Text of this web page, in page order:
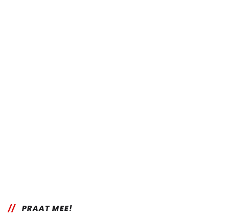
PRAAT MEE!